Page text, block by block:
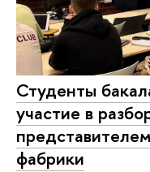
Студенты
участие в
фабрики